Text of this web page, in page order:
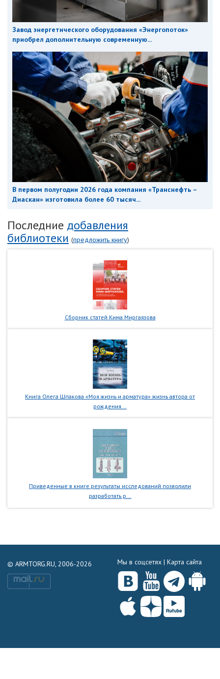
Завод энергетического оборудования «Энергопоток»
приобрел дополнительную современную...
В первом полугодии 2026 года компания «Транснефть –
Диаскан» изготовила более 60 тысяч...
Последние добавления
библиотеки (предложить книгу)
Сборник статей Кима Миргаязова
Книга Олега Шпакова «Моя жизнь и арматура» жизнь автора от
рождения...
Приведенные в книге результаты исследований позволили
разработать р...
© ARMTORG.RU, 2006-2026 Мы в соцсетях | Карта сайта